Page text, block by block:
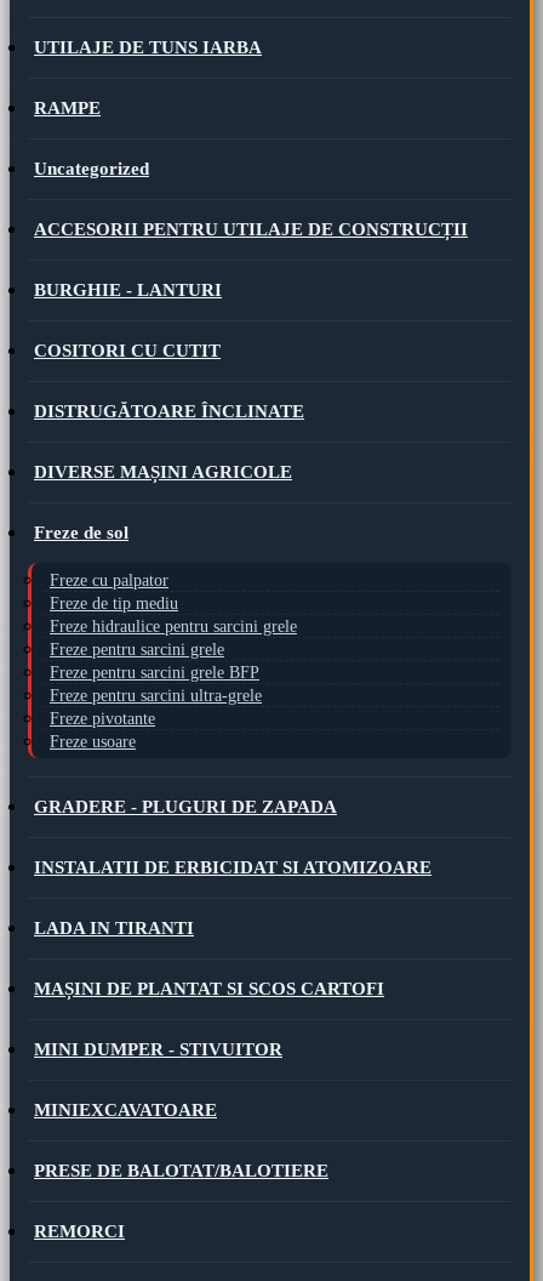
UTILAJE DE TUNS IARBA
RAMPE
Uncategorized
ACCESORII PENTRU UTILAJE DE CONSTRUCȚII
BURGHIE - LANTURI
COSITORI CU CUTIT
DISTRUGĂTOARE ÎNCLINATE
DIVERSE MAȘINI AGRICOLE
Freze de sol
Freze cu palpator
Freze de tip mediu
Freze hidraulice pentru sarcini grele
Freze pentru sarcini grele
Freze pentru sarcini grele BFP
Freze pentru sarcini ultra-grele
Freze pivotante
Freze usoare
GRADERE - PLUGURI DE ZAPADA
INSTALATII DE ERBICIDAT SI ATOMIZOARE
LADA IN TIRANTI
MAȘINI DE PLANTAT SI SCOS CARTOFI
MINI DUMPER - STIVUITOR
MINIEXCAVATOARE
PRESE DE BALOTAT/BALOTIERE
REMORCI